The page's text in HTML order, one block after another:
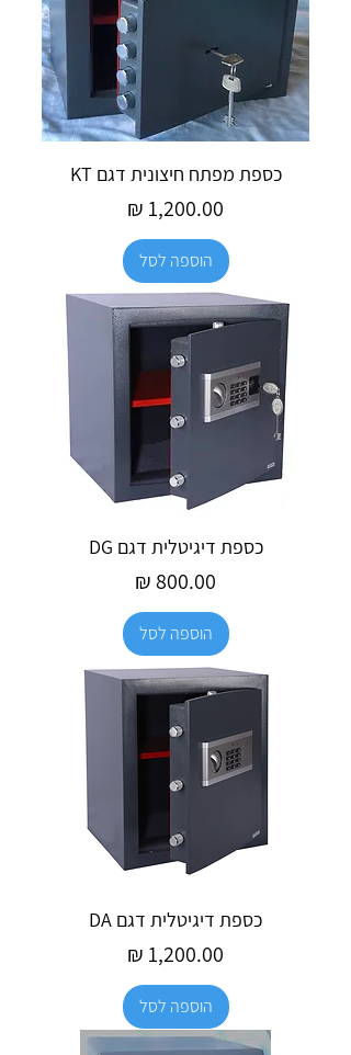
כספת מפתח חיצונית דגם KT
מחיר
הוספה לסל
כספת דיגיטלית דגם DG
מחיר
הוספה לסל
כספת דיגיטלית דגם DA
מחיר
הוספה לסל